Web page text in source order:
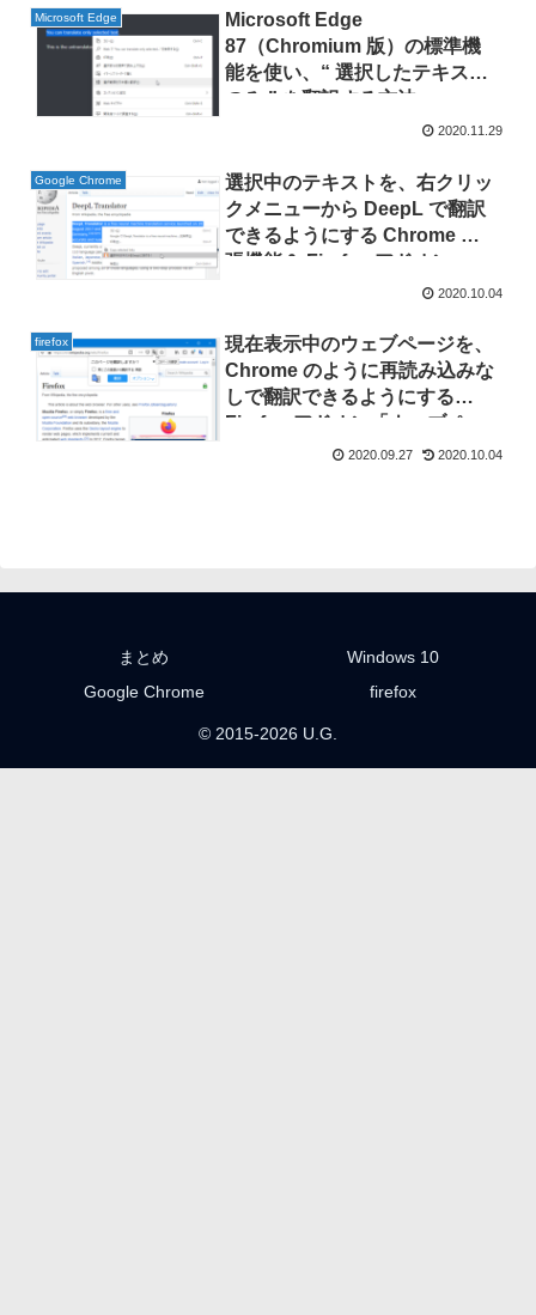
Microsoft Edge
Microsoft Edge
87（Chromium 版）の標準機
能を使い、“ 選択したテキスト
のみ ” を翻訳する方法
2020.11.29
Google Chrome
選択中のテキストを、右クリッ
クメニューから DeepL で翻訳
できるようにする Chrome 拡
張機能＆ Firefox アドオン
「deepl-select-jump」「To2020.10.04
firefox
現在表示中のウェブページを、
Chrome のように再読み込みな
しで翻訳できるようにする
Firefox アドオン「ウェブペー
2020.09.27 2020.10.04
まとめ
Windows 10
Google Chrome
firefox
© 2015-2026 U.G.